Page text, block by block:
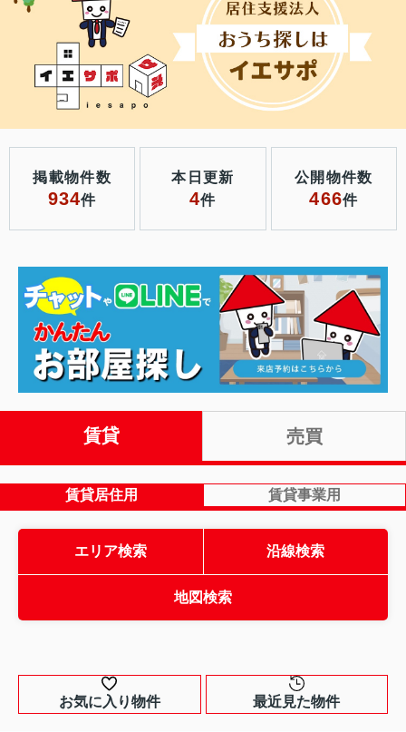
掲載物件数
934件
本日更新
4件
公開物件数
466件
賃貸 売買
賃貸居住用 賃貸事業用
エリア検索 沿線検索
地図検索
お気に入り物件 最近見た物件